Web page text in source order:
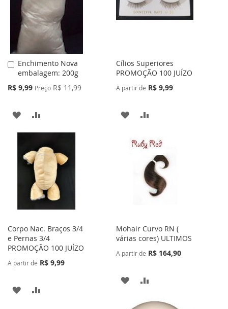
Enchimento Nova
embalagem: 200g
Preço
R$ 9,99 Preço R$ 11,99
Adicionar
ao
Carrinho
ADICIONAR
À
LISTA
DE
DESEJOS
PARA
COMPARAR
Cílios Superiores
PROMOÇÃO 100 JUÍZO
A partir de R$ 9,99
ADICIONAR
LISTA
DESEJOS
COMPARAR
Corpo Nac. Braços 3/4
e Pernas 3/4
PROMOÇÃO 100 JUÍZO
A partir de R$ 9,99
ADICIONAR
Mohair Curvo RN (
várias cores) ULTIMOS
A partir de R$ 164,90
ADICIONAR